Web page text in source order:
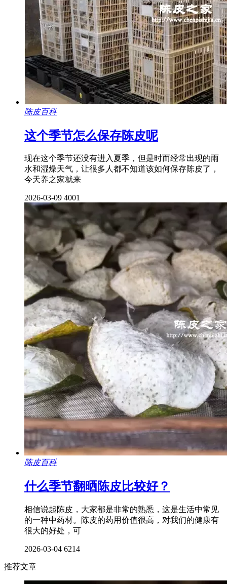
陈皮百科
这个季节怎么保存陈皮呢
现在这个季节还没有进入夏季，但是时而经常出现的雨
水和湿燥天气，让很多人都不知道该如何保存陈皮了，
今天养之家就来
2026-03-09 4001
陈皮百科
什么季节翻晒陈皮比较好？
相信说起陈皮，大家都是非常的熟悉，这是生活中常见
的一种中药材。陈皮的药用价值很高，对我们的健康有
很大的好处，可
2026-03-04 6214
推荐文章